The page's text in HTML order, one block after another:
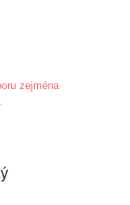
zejména